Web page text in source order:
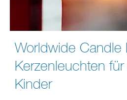
Worldwide Candle
Kerzenleuchten
Kinder